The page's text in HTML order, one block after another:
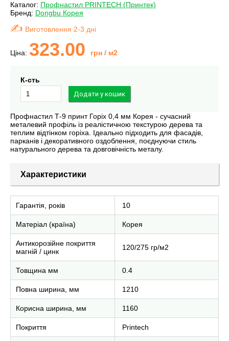
Каталог: Профнастил PRINTECH (Принтек)
Бренд: Dongbu Корея
Виготовлення 2-3 дні
Ціна: 323.00 грн / м2
К-сть
Профнастил Т-9 принт Горіх 0,4 мм Корея - сучасний
металевий профіль із реалістичною текстурою дерева та
теплим відтінком горіха. Ідеально підходить для фасадів,
парканів і декоративного оздоблення, поєднуючи стиль
натурального дерева та довговічність металу.
Характеристики
Гарантія, років 10
Матеріал (країна) Корея
Антикорозійне покриття
магній / цинк
120/275 гр/м2
Товщина мм 0.4
Повна ширина, мм 1210
Корисна ширина, мм 1160
Покриття Printech